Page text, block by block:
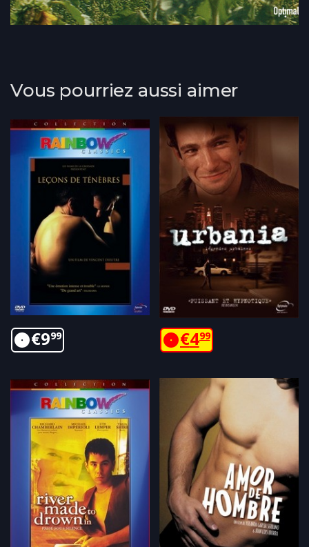
Vous pourriez aussi aimer
€999 €499